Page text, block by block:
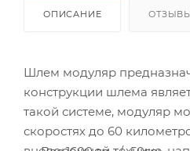
ОПИСАНИЕ
Шлем модуляр
конструкции шлема
такой системе, модуляр
скоростях до 60